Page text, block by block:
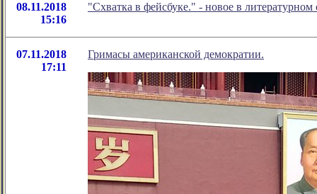
08.11.2018
15:16
"Схватка в фейсбуке." - новое в
07.11.2018
17:11
Гримасы американской демократии.